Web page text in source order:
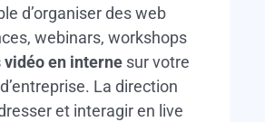
d’organiser des web
webinars, workshops
vidéo en interne sur votre
La direction
et interagir en live